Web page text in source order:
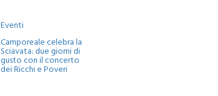
Eventi
Camporeale celebra la
Sciavata: due giorni di
gusto con il concerto
dei Ricchi e Poveri